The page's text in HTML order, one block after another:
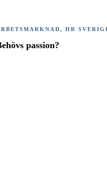
, HR
passion?